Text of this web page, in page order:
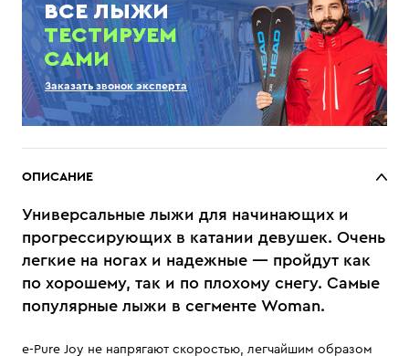
ВСЕ ЛЫЖИ
ТЕСТИРУЕМ
САМИ
Заказать звонок эксперта
ОПИСАНИЕ
Универсальные лыжи для начинающих и
прогрессирующих в катании девушек. Очень
легкие на ногах и надежные — пройдут как
по хорошему, так и по плохому снегу. Самые
популярные лыжи в сегменте Woman.
e-Pure Joy не напрягают скоростью, легчайшим образом